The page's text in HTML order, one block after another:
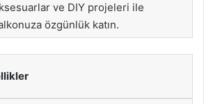
ve DIY projeleri ile
özgünlük katın.